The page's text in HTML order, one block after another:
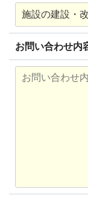
お問い合わせ内